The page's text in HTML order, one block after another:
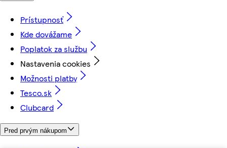
Prístupnosť
Kde dovážame
Poplatok za službu
Nastavenia cookies
Možnosti platby
Tesco.sk
Clubcard
Pred prvým nákupom